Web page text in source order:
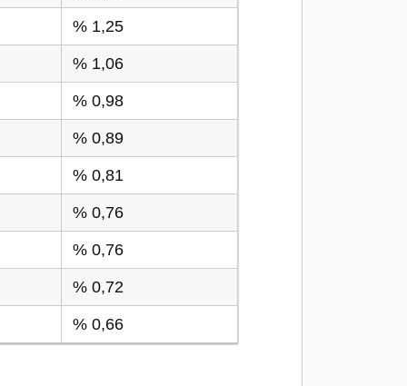
% 1,25
% 1,06
% 0,98
% 0,89
% 0,81
% 0,76
% 0,76
% 0,72
% 0,66